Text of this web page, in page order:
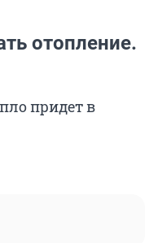
отопление.
придет в